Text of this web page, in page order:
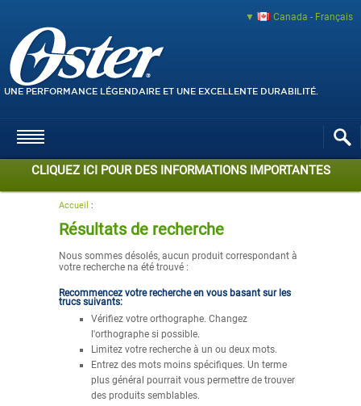
Canada - Français
UNE PERFORMANCE LÉGENDAIRE ET UNE EXCELLENTE DURABILITÉ.
CLIQUEZ ICI POUR DES INFORMATIONS IMPORTANTES
Accueil :
Résultats de recherche
Nous sommes désolés, aucun produit correspondant à
votre recherche na été trouvé :
Recommencez votre recherche en vous basant sur les
trucs suivants:
Vérifiez votre orthographe. Changez
l'orthographe si possible.
Limitez votre recherche à un ou deux mots.
Entrez des mots moins spécifiques. Un terme
plus général pourrait vous permettre de trouver
des produits semblables.